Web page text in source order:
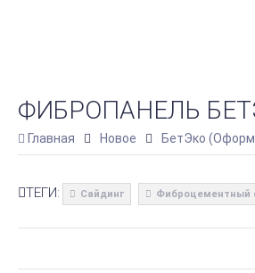
ФИБРОПАНЕЛЬ
Главная Новое БетЭко
ТЕГИ: Сайдинг Фиброцементный